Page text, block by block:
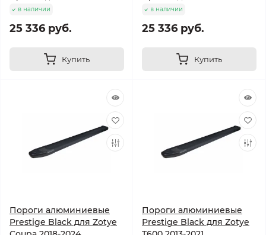
в наличии
25 336 руб.
Купить
в наличии
25 336 руб.
Купить
Пороги алюминиевые
Prestige Black для Zotye
Пороги алюминиевые
Prestige Black для Zotye